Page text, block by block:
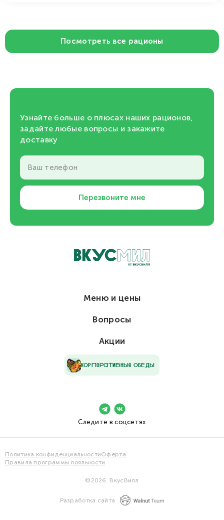
Посмотреть все рационы
Узнайте больше о плюсах наших рационов,
задайте любые вопросы и закажите
доставку
Ваш телефон
Перезвоните мне
Меню и цены
Вопросы
Акции
кОрПоРаТиВнЫе ОбЕдЫ
Следите в соцсетях
Политика конфиденциальностиОферта
Правила программы лояльности
©2026. ВкусВилл
Разработка сайта